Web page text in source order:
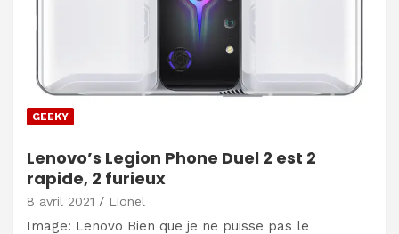
GEEKY
Lenovo’s Legion Phone Duel 2 est 2
rapide, 2 furieux
8 avril 2021 Lionel
Image: Lenovo Bien que je ne puisse pas le